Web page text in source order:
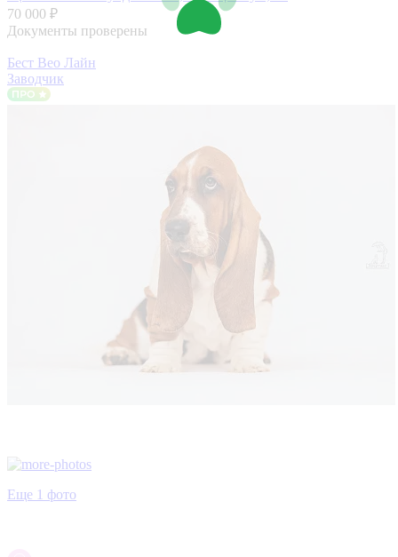
70 000 ₽
Документы проверены
Бест Вео Лайн
Заводчик
Еще 1 фото